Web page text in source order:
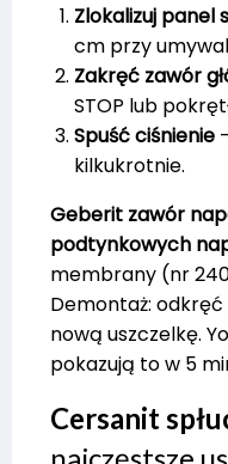
Zlokalizuj panel
cm przy
Zakręć zawór
STOP lub
Spuść ciśnienie
kilkukrotnie.
Geberit zawór
podtynkowych
membrany (nr
Demontaż: odkręć
nową uszczelkę.
pokazują to w 5
Cersanit
najczęstsze